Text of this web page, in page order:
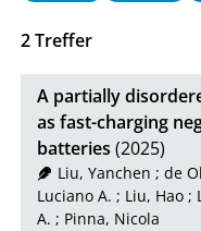
2Treffer
A partially
as fast-charging
batteries (2025)
Liu, Yanchen ; de
Luciano A. ; Liu, Hao ;
A. ; Pinna, Nicola